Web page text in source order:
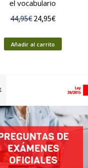
el vocabulario
44,95€ El
original
24,95€El
Añadir al carrito